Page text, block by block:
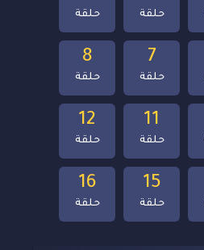
16
حلقة
15
حلقة
12
حلقة
11
حلقة
8
حلقة
7
حلقة
حلقة حلقة